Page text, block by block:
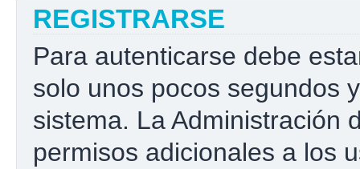
REGISTRARSE
Para autenticarse debe
solo unos pocos segundos
sistema. La Administración
permisos adicionales a los